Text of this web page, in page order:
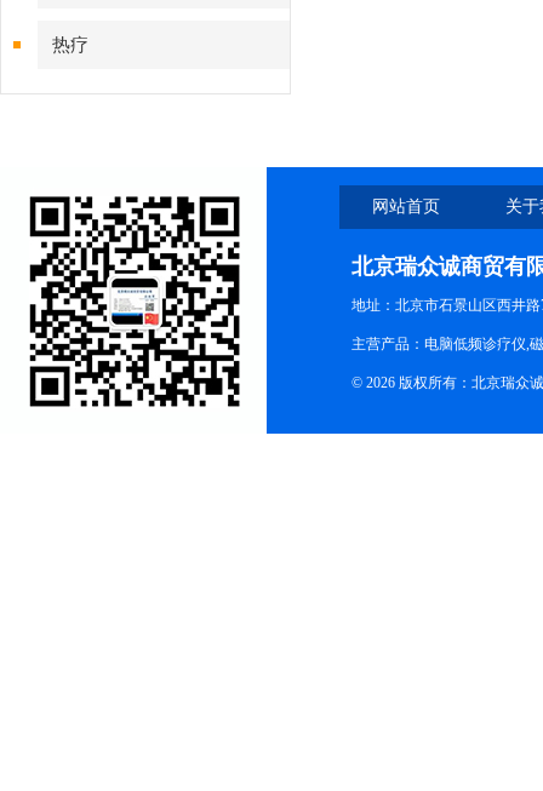
热疗
网站首页 关
北京瑞众诚商贸有
地址：北京市石景山区西井路
主营产品：电脑低频诊疗仪,
© 2026 版权所有：北京瑞众